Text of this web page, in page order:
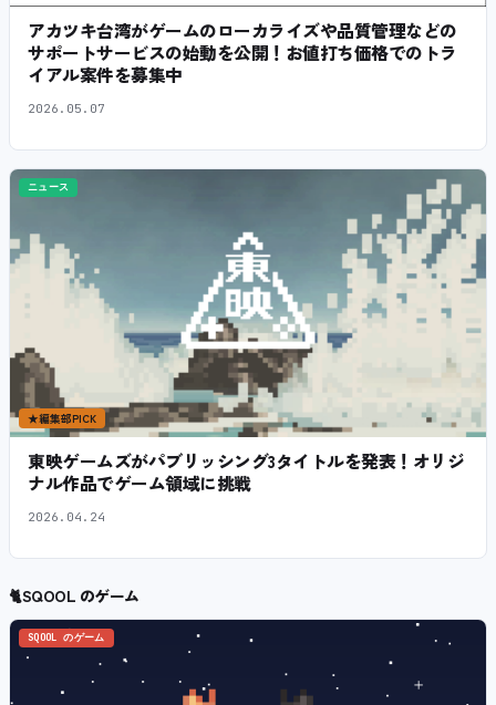
アカツキ台湾がゲームのローカライズや品質管理などの
サポートサービスの始動を公開！お値打ち価格でのトラ
イアル案件を募集中
2026.05.07
ニュース
★編集部PICK
東映ゲームズがパブリッシング3タイトルを発表！オリジ
ナル作品でゲーム領域に挑戦
2026.04.24
🐈SQOOL のゲーム
SQOOL のゲーム